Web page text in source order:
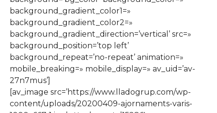
background_gradient_color1=»
background_gradient_color2=»
background_gradient_direction=’vertical’ src=»
background_position=’top left’
background_repeat=’no-repeat’ animation=»
mobile_breaking=» mobile_display=» av_uid=’av-
27n7mus’]
[av_image src=’https://www.lladogrup.com/wp-
content/uploads/20200409-ajornaments-varis-